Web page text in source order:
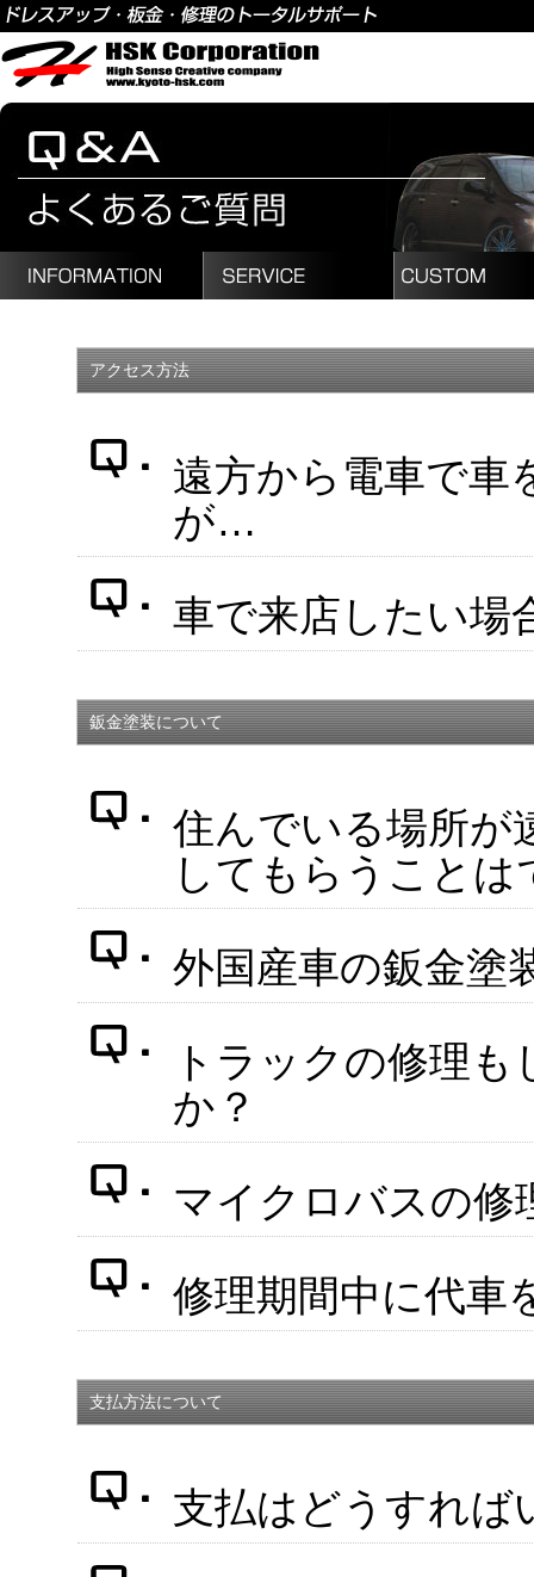
アクセス方法
遠方から電車で車
が…
車で来店したい場
鈑金塗装について
住んでいる場所が
してもらうことは
外国産車の鈑金塗
トラックの修理
か？
マイクロバスの修
修理期間中に代車
支払方法について
支払はどうすれば